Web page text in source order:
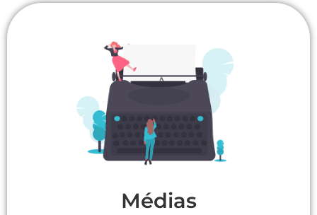
Médias